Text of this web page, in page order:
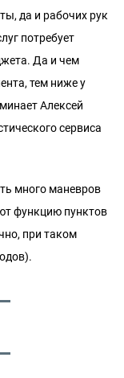
да и рабочих рук
потребует
Да и чем
тем ниже у
Алексей
сервиса
много маневров
функцию пунктов
при таком